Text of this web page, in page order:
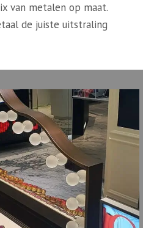
van metalen op maat.
de juiste uitstraling